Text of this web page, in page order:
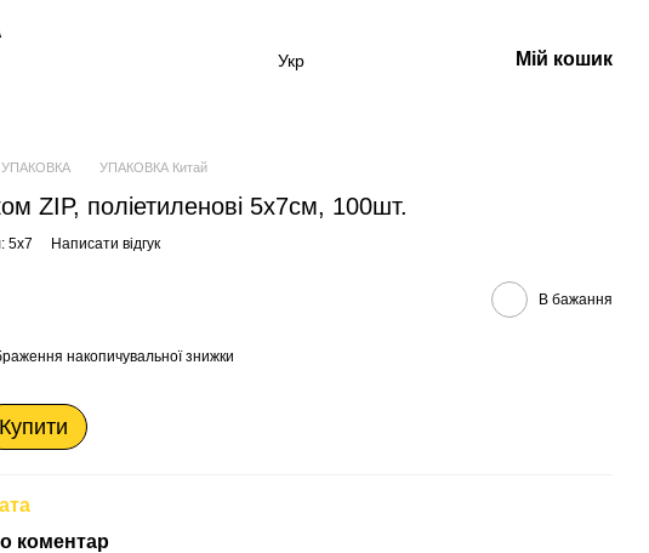
Укр Мій кошик
УПАКОВКА УПАКОВКА Китай
ZIP, поліетиленові 5x7см, 100шт.
5х7 Написати відгук
В бажання
накопичувальної знижки
Купити
коментар